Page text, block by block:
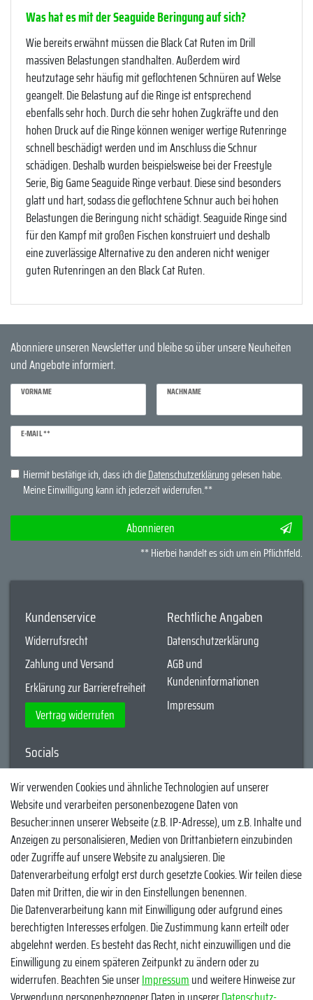
Was hat es mit der Seaguide Beringung auf sich?
Wie bereits erwähnt müssen die Black Cat Ruten im Drill
massiven Belastungen standhalten. Außerdem wird
heutzutage sehr häufig mit geflochtenen Schnüren auf Welse
geangelt. Die Belastung auf die Ringe ist entsprechend
ebenfalls sehr hoch. Durch die sehr hohen Zugkräfte und den
hohen Druck auf die Ringe können weniger wertige Rutenringe
schnell beschädigt werden und im Anschluss die Schnur
schädigen. Deshalb wurden beispielsweise bei der Freestyle
Serie, Big Game Seaguide Ringe verbaut. Diese sind besonders
glatt und hart, sodass die geflochtene Schnur auch bei hohen
Belastungen die Beringung nicht schädigt. Seaguide Ringe sind
für den Kampf mit großen Fischen konstruiert und deshalb
eine zuverlässige Alternative zu den anderen nicht weniger
guten Rutenringen an den Black Cat Ruten.
Abonniere unseren Newsletter und bleibe so über unsere Neuheiten
und Angebote informiert.
VORNAME NACHNAME
E-MAIL **
Newsletter
Honig
Hiermit bestätige ich, dass ich dieDaten­schutz­erklärunggelesen habe.
Meine Einwilligung kann ich jederzeit widerrufen.**
Abonnieren
** Hierbei handelt es sich um ein Pflichtfeld.
Kundenservice
Widerrufsrecht
Zahlung und Versand
Erklärung zur Barrierefreiheit
Vertrag widerrufen
Rechtliche Angaben
Datenschutzerklärung
AGB und
Kundeninformationen
Impressum
Socials
YouTube
Facebook
Instagram
TikTok
Zahlungsmethoden
Wir verwenden Cookies und ähnliche Technologien auf unserer
Website und verarbeiten personenbezogene Daten von
Besucher:innen unserer Webseite (z.B. IP-Adresse), um z.B. Inhalte und
Anzeigen zu personalisieren, Medien von Drittanbietern einzubinden
oder Zugriffe auf unsere Website zu analysieren. Die
Datenverarbeitung erfolgt erst durch gesetzte Cookies. Wir teilen diese
Daten mit Dritten, die wir in den Einstellungen benennen.
Die Datenverarbeitung kann mit Einwilligung oder aufgrund eines
berechtigten Interesses erfolgen. Die Zustimmung kann erteilt oder
abgelehnt werden. Es besteht das Recht, nicht einzuwilligen und die
Einwilligung zu einem späteren Zeitpunkt zu ändern oder zu
widerrufen. Beachten Sie unserImpressumund weitere Hinweise zur